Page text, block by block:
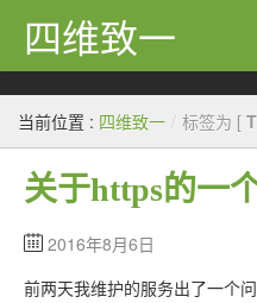
四维致一
Java
大数据
Python
Scala
GoLang
当前位置 : 四维致一 / 标签为 [
关于https的一
2016年8月6日
前两天我维护的服务出了一个